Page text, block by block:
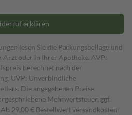
erklären
lesen Sie die Packungsbeilage und
Arzt oder in Ihrer Apotheke. AVP:
berechnet nach der
UVP: Unverbindliche
Die angegebenen Preise
Mehrwertsteuer, ggf.
Ab 29,00 € Bestell­wert versand­kosten­